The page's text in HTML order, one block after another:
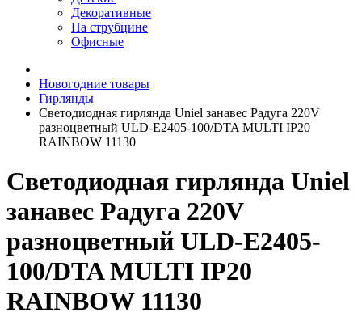
Декоративные
На струбцине
Офисные
Новогодние товары
Гирлянды
Светодиодная гирлянда Uniel занавес Радуга 220V
разноцветный ULD-E2405-100/DTA MULTI IP20
RAINBOW 11130
Светодиодная гирлянда Uniel
занавес Радуга 220V
разноцветный ULD-E2405-
100/DTA MULTI IP20
RAINBOW 11130